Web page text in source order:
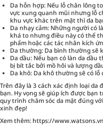
Da hỗn hợp: Nếu lỗ chân lông
vực xung quanh mũi nhưng lỗ
khu vực khác trên mặt thì da
Da nhạy cảm: Những người có
khá to nhưng điều này có thể
phẩm hoặc các tác nhân kích
Da thường: Da bình thường sẽ
Da dầu: Nếu bạn có làn da
bị bít tắc bởi mồ hôi và lượng
Da khô: Da khô thường sẽ có
Trên đây là 3 cách xác định loại da
bạn. Hy vọng sẽ giúp ích được
quy trình chăm sóc da mặt đúng
xinh đẹp!
Xem thêm: https://www.watsons.vn